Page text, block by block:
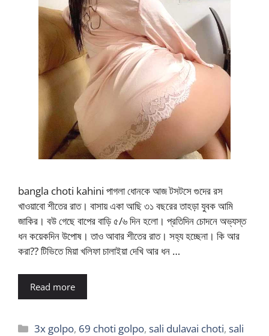
bangla choti kahini পাগলা ধোনকে আজ টসটসে গুদের রস
খাওয়াবো শীতের রাত। বাসায় একা আছি ৩১ বছরের তাহড়া যুবক আমি
জাকির। বউ গেছে বাপের বাড়ি ৫/৬ দিন হলো। প্রতিদিন চোদনে অভ্যস্ত
ধন কয়েকদিন উপোষ। তাও আবার শীতের রাত। সহ্য হচ্ছেনা। কি আর
করা?? টিভিতে মিয়া খলিফা চালাইয়া দেখি আর ধন …
Read more
Categories
3x golpo, 69 choti golpo,sali dulavai choti,sali